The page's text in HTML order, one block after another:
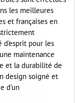
les meilleures
et françaises en
d'esprit pour les
maintenance
et la durabilité de
design soigné et
d'un